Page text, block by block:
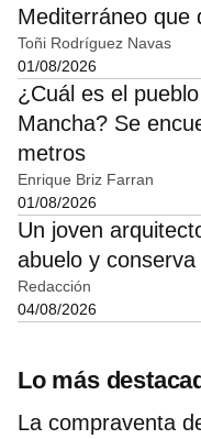
Mediterráneo que
Toñi Rodríguez Navas
01/08/2026
¿Cuál es el
Mancha? Se
metros
Enrique Briz Farran
01/08/2026
Un joven
abuelo y
Redacción
04/08/2026
Lo más
La compraventa